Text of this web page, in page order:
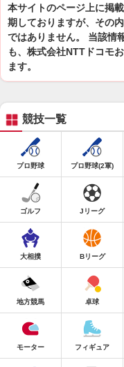
本サイトのページ上に掲
期しておりますが、その
ではありません。 当該情
も、株式会社NTTドコモ
ます。
競技一覧
プロ野球 プロ野球(2軍)
ゴルフ Jリーグ
大相撲 Bリーグ
地方競馬 卓球
モーター フィギュア